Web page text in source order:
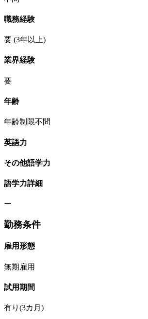
職務経験
要 (3年以上)
業界経験
要
年齢
年齢制限不問
英語力
その他語学力
語学力詳細
ー
勤務条件
雇用形態
無期雇用
試用期間
有り(3カ月)